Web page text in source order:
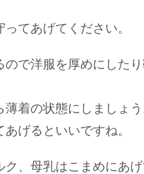
てあげてください。
で洋服を厚めにした
着の状態にしましょ
げるといいですね。
、母乳はこまめにあげ